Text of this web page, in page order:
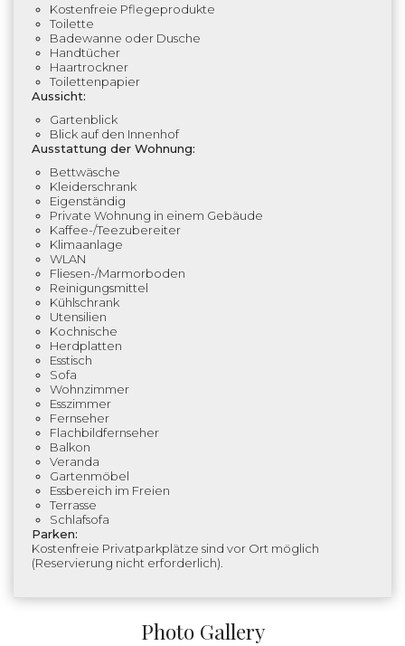
Kostenfreie Pflegeprodukte
Toilette
Badewanne oder Dusche
Handtücher
Haartrockner
Toilettenpapier
Aussicht:
Gartenblick
Blick auf den Innenhof
Ausstattung der Wohnung:
Bettwäsche
Kleiderschrank
Eigenständig
Private Wohnung in einem Gebäude
Kaffee-/Teezubereiter
Klimaanlage
WLAN
Fliesen-/Marmorboden
Reinigungsmittel
Kühlschrank
Utensilien
Kochnische
Herdplatten
Esstisch
Sofa
Wohnzimmer
Esszimmer
Fernseher
Flachbildfernseher
Balkon
Veranda
Gartenmöbel
Essbereich im Freien
Terrasse
Schlafsofa
Parken:
Kostenfreie Privatparkplätze sind vor Ort möglich
(Reservierung nicht erforderlich).
Photo Gallery